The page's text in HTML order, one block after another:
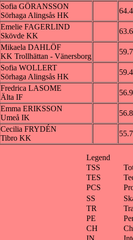
Sofia GÖRANSSON
Sörhaga Alingsås HK
Emelie FAGERLIND
Skövde KK
Mikaela DAHLÖF
KK Trollhättan - Vänersborg
Sofia WOLLERT
Sörhaga Alingsås HK
Fredrica LASOME
Älta IF
Emma ERIKSSON
Umeå IK
Cecilia FRYDÉN
Tibro KK
Legend
TSS
TES
PCS
SS
TR
PE
CH